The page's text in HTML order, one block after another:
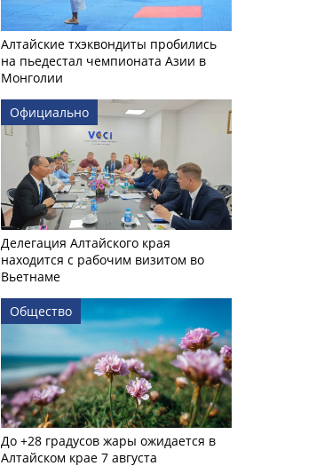
Алтайские тхэквондиты пробились
на пьедестал чемпионата Азии в
Монголии
Официально
Делегация Алтайского края
находится с рабочим визитом во
Вьетнаме
Общество
До +28 градусов жары ожидается в
Алтайском крае 7 августа